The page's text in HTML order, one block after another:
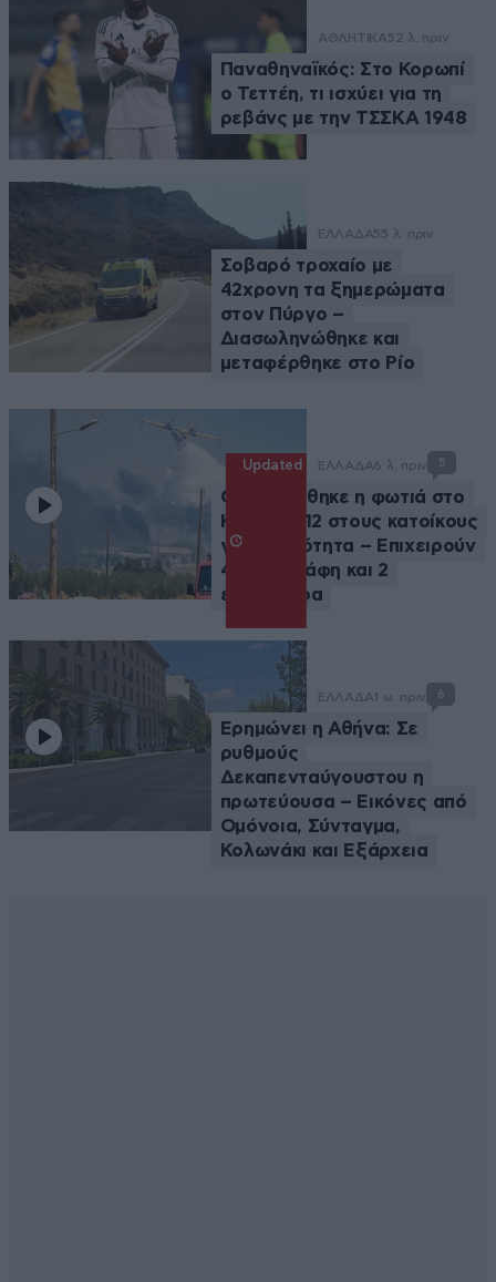
ΑΘΛΗΤΙΚΑ52 λ. πριν
Παναθηναϊκός: Στο Κορωπί
ο Τεττέη, τι ισχύει για τη
ρεβάνς με την ΤΣΣΚΑ 1948
ΕΛΛΑΔΑ55 λ. πριν
Σοβαρό τροχαίο με
42χρονη τα ξημερώματα
στον Πύργο –
Διασωληνώθηκε και
μεταφέρθηκε στο Ρίο
Updated ΕΛΛΑΔΑ6 λ. πριν 5
Οριοθετήθηκε η φωτιά στο
Κορωπί, 112 στους κατοίκους
για ετοιμότητα – Επιχειρούν
4 αεροσκάφη και 2
ελικόπτερα
ΕΛΛΑΔΑ 1 ω. πριν 6
Ερημώνει η Αθήνα: Σε
ρυθμούς
Δεκαπενταύγουστου η
πρωτεύουσα – Εικόνες από
Ομόνοια, Σύνταγμα,
Κολωνάκι και Εξάρχεια